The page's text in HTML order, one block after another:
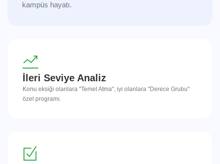
kampüs hayatı.
İleri Seviye Analiz
Konu eksiği olanlara "Temel Atma", iyi olanlara "Derece Grubu"
özel programı.